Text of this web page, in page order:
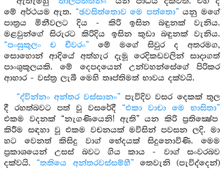
මේ අර්ථයම ඇත. “ඡවසිත්තොව මෙ පත්තො” යනු මගේ
පාත්‍රය මිනීවලට දිය - කිරි ඉසින බඳුනක් වැනිය.
මළවුන්ගේ සිරුරට කිරිදිය ඉසින කුඩා බඳුනක් වැනිය.
“පංසුකූලං ච චීවරං” මේ මගේ සිවුර ද අතරමග,
සොහොන් ආදියේ අත්හැර දැමූ රෙදිකඩවලින් සාදාගත්
පාංශුකූලයකි. මේ දෙපදයෙන් උන්වහන්සේගේ පිරිකර
ආහාර - වස්ත්‍ර ලැබී මෙහි තෘප්තිමත් භාවය දක්වයි.
“ද්වින්නං අන්තර වස්සානං” පැවිදිව වසර දෙකක් තුල
දී රහත්බවට පත් වූ වසරේදී “එකා වාචා මෙ භාසිතා”
එකම වදනක් “නැගණියෙනි! ඇති” යන කිරි ප්‍රතික්‍ෂේප
කිරීම සඳහා වූ එකම වචනයක් මවිසින් පවසන ලදි. මා
හට වෙනත් කිසිදු වාග් භේදයක් සිදුනොවිණි. මෙම
ප්‍රකාශයෙන් උසස් බවට ගිය කාය - වාග් සංවරබව
දක්වයි. “තතියෙ අන්තරවස්සම්හී” තෙවැනි (පැවිද්දෙන්)